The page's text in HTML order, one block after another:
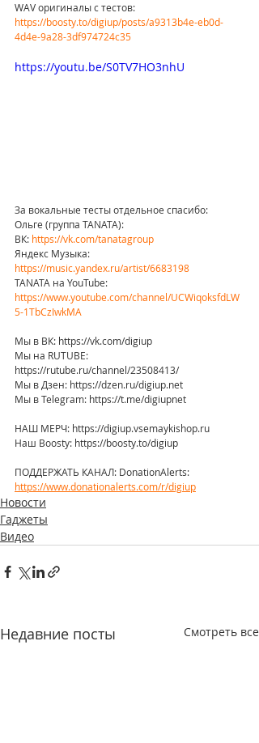
WAV оригиналы с тестов:
https://boosty.to/digiup/posts/a9313b4e-eb0d-
4d4e-9a28-3df974724c35
https://youtu.be/S0TV7HO3nhU
За вокальные тесты отдельное спасибо:
Ольге (группа TANATA):
ВК: https://vk.com/tanatagroup
Яндекс Музыка:
https://music.yandex.ru/artist/6683198
TANATA на YouTube:
https://www.youtube.com/channel/UCWiqoksfdLW
5-1TbCzIwkMA
Мы в ВК: https://vk.com/digiup
Мы на RUTUBE:
https://rutube.ru/channel/23508413/
Мы в Дзен: https://dzen.ru/digiup.net
Мы в Telegram: https://t.me/digiupnet
НАШ МЕРЧ: https://digiup.vsemaykishop.ru
Наш Boosty: https://boosty.to/digiup
ПОДДЕРЖАТЬ КАНАЛ: DonationAlerts:
https://www.donationalerts.com/r/digiup
Новости
Гаджеты
Видео
Недавние посты Смотреть все